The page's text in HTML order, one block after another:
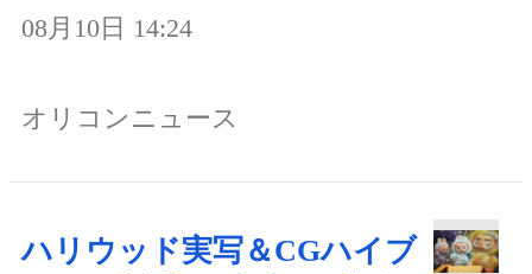
08月10日 14:24
オリコンニュース
ハリウッド実写＆CGハイブ